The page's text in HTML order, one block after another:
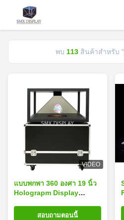
พบ 113สินค้าสำหรับ "
VIDEO
แบบพกพา 360 องศา 19 นิ้ว
Holograpm Display
ใช้สำหรับโฆษณา Display
สอบถามตอนนี้